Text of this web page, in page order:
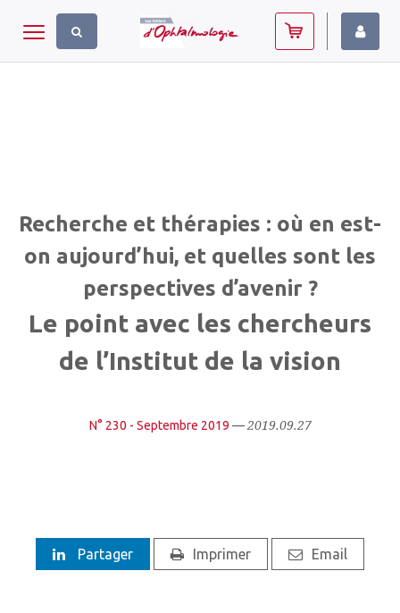
Toggle navigation
Recherche et thérapies : où en est-
on aujourd’hui, et quelles sont les
perspectives d’avenir ?
Le point avec les chercheurs
de l’Institut de la vision
N° 230 - Septembre 2019 —2019.09.27
Partager Imprimer Email
Panneau de gestion des cookies